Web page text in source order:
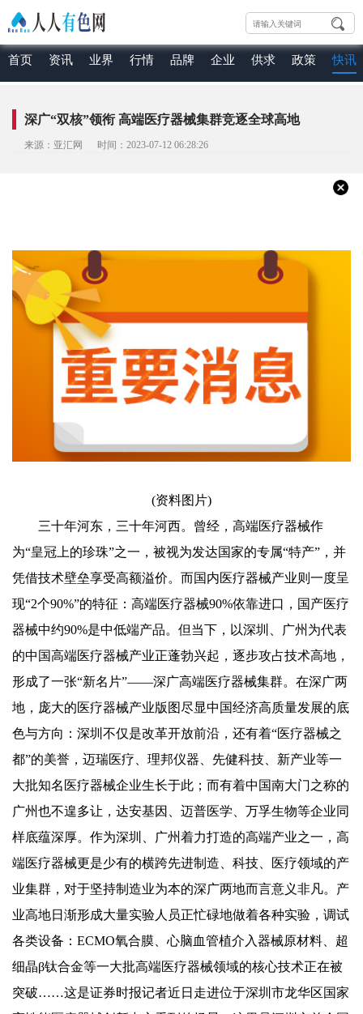
首页 资讯 业界 行情 品牌 企业 供求 政策 快讯
深广“双核”领衔 高端医疗器械集群竞逐全球高地
来源：亚汇网 时间：2023-07-12 06:28:26
(资料图片)
三十年河东，三十年河西。曾经，高端医疗器械作
为“皇冠上的珍珠”之一，被视为发达国家的专属“特产”，并
凭借技术壁垒享受高额溢价。而国内医疗器械产业则一度呈
现“2个90%”的特征：高端医疗器械90%依靠进口，国产医疗
器械中约90%是中低端产品。但当下，以深圳、广州为代表
的中国高端医疗器械产业正蓬勃兴起，逐步攻占技术高地，
形成了一张“新名片”——深广高端医疗器械集群。在深广两
地，庞大的医疗器械产业版图尽显中国经济高质量发展的底
色与方向：深圳不仅是改革开放前沿，还有着“医疗器械之
都”的美誉，迈瑞医疗、理邦仪器、先健科技、新产业等一
大批知名医疗器械企业生长于此；而有着中国南大门之称的
广州也不遑多让，达安基因、迈普医学、万孚生物等企业同
样底蕴深厚。作为深圳、广州着力打造的高端产业之一，高
端医疗器械更是少有的横跨先进制造、科技、医疗领域的产
业集群，对于坚持制造业为本的深广两地而言意义非凡。产
业高地日渐形成大量实验人员正忙碌地做着各种实验，调试
各类设备：ECMO氧合膜、心脑血管植介入器械原材料、超
细晶β钛合金等一大批高端医疗器械领域的核心技术正在被
突破……这是证券时报记者近日走进位于深圳市龙华区国家